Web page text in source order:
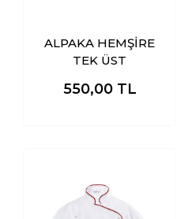
ALPAKA HEMŞİRE
TEK ÜST
550,00 TL